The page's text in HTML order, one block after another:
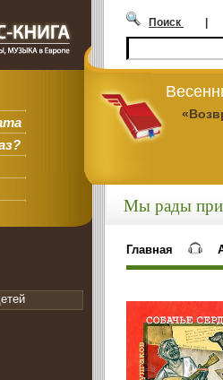
Поиск |
Мы рады
Главная